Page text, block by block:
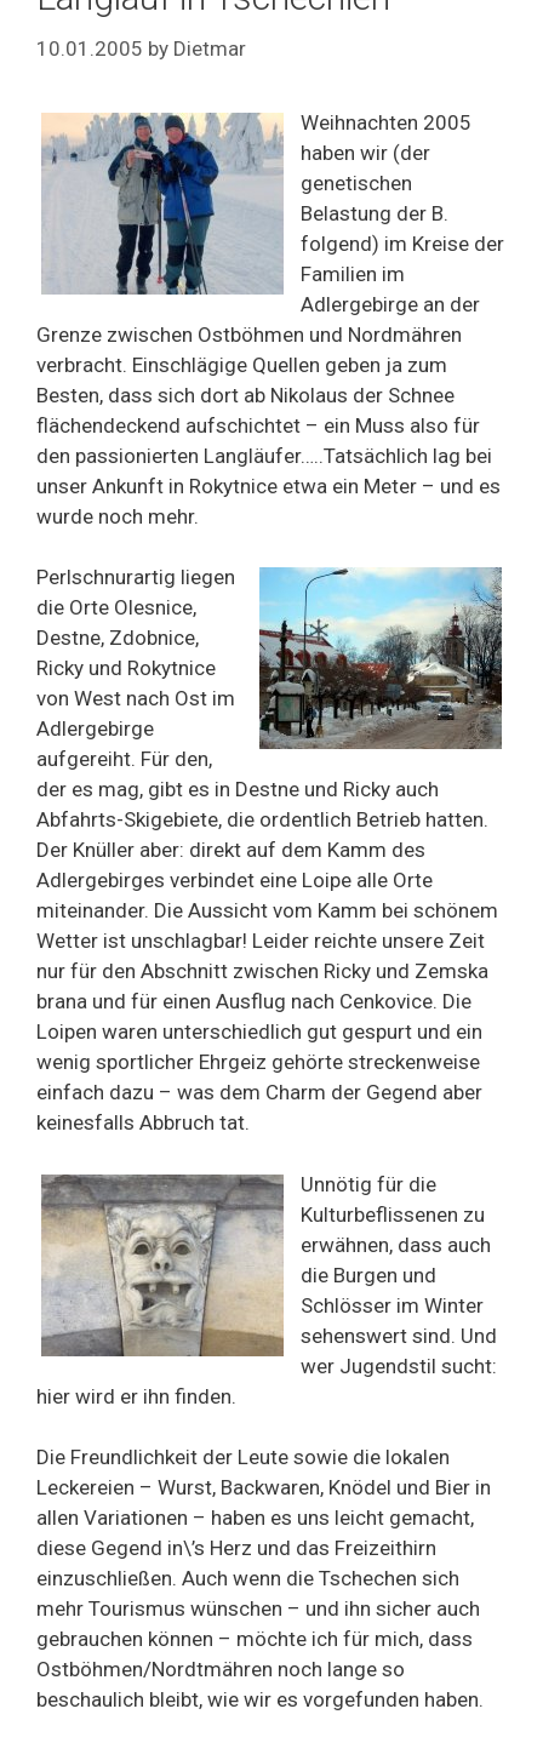
10.01.2005 by Dietmar
Weihnachten 2005
haben wir (der
genetischen
Belastung der B.
folgend) im Kreise der
Familien im
Adlergebirge an der
Grenze zwischen Ostböhmen und Nordmähren
verbracht. Einschlägige Quellen geben ja zum
Besten, dass sich dort ab Nikolaus der Schnee
flächendeckend aufschichtet – ein Muss also für
den passionierten Langläufer…..Tatsächlich lag bei
unser Ankunft in Rokytnice etwa ein Meter – und es
wurde noch mehr.
Perlschnurartig liegen
die Orte Olesnice,
Destne, Zdobnice,
Ricky und Rokytnice
von West nach Ost im
Adlergebirge
aufgereiht. Für den,
der es mag, gibt es in Destne und Ricky auch
Abfahrts-Skigebiete, die ordentlich Betrieb hatten.
Der Knüller aber: direkt auf dem Kamm des
Adlergebirges verbindet eine Loipe alle Orte
miteinander. Die Aussicht vom Kamm bei schönem
Wetter ist unschlagbar! Leider reichte unsere Zeit
nur für den Abschnitt zwischen Ricky und Zemska
brana und für einen Ausflug nach Cenkovice. Die
Loipen waren unterschiedlich gut gespurt und ein
wenig sportlicher Ehrgeiz gehörte streckenweise
einfach dazu – was dem Charm der Gegend aber
keinesfalls Abbruch tat.
Unnötig für die
Kulturbeflissenen zu
erwähnen, dass auch
die Burgen und
Schlösser im Winter
sehenswert sind. Und
wer Jugendstil sucht:
hier wird er ihn finden.
Die Freundlichkeit der Leute sowie die lokalen
Leckereien – Wurst, Backwaren, Knödel und Bier in
allen Variationen – haben es uns leicht gemacht,
diese Gegend in\’s Herz und das Freizeithirn
einzuschließen. Auch wenn die Tschechen sich
mehr Tourismus wünschen – und ihn sicher auch
gebrauchen können – möchte ich für mich, dass
Ostböhmen/Nordtmähren noch lange so
beschaulich bleibt, wie wir es vorgefunden haben.